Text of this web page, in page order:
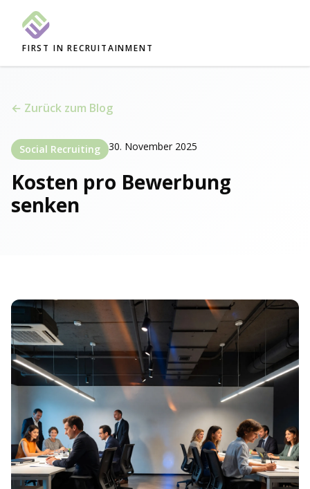
FIRST IN RECRUITAINMENT
← Zurück zum Blog
Social Recruiting 30. November 2025
Kosten pro Bewerbung
senken